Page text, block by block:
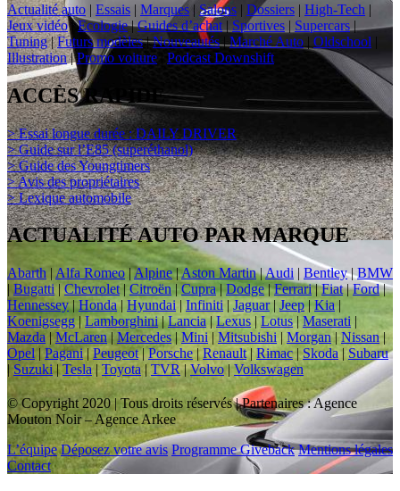
Actualité auto | Essais | Marques |Salons | Dossiers | High-Tech |
Jeux vidéo|Ecologie|Guides d’achat | Sportives | Supercars |
Tuning|Futurs modèles|Nouveautés|Marché Auto | Oldschool |
Illustration|Promo voiture Podcast Downshift
ACCÈS RAPIDE
> Essai longue durée : DAILY DRIVER
> Guide sur l’E85 (superéthanol)
> Guide des Youngtimers
> Avis des propriétaires
> Lexique automobile
ACTUALITÉ AUTO PAR MARQUE
Abarth | Alfa Romeo|Alpine|Aston Martin|Audi | Bentley|BMW
| Bugatti|Chevrolet|Citroën |Cupra | Dodge|Ferrari|Fiat|Ford|
Hennessey| Honda| Hyundai |Infiniti | Jaguar| Jeep|Kia |
Koenigsegg|Lamborghini|Lancia|Lexus | Lotus| Maserati |
Mazda |McLaren|Mercedes | Mini | Mitsubishi | Morgan|Nissan|
Opel | Pagani|Peugeot|Porsche | Renault| Rimac|Skoda | Subaru
| Suzuki|Tesla| Toyota | TVR|Volvo|Volkswagen
© Copyright 2020 | Tous droits réservés | Partenaires : Agence
Mouton Noir – Agence Arkee
L’équipe Déposez votre avis Programme Giveback Mentions légales
Contact